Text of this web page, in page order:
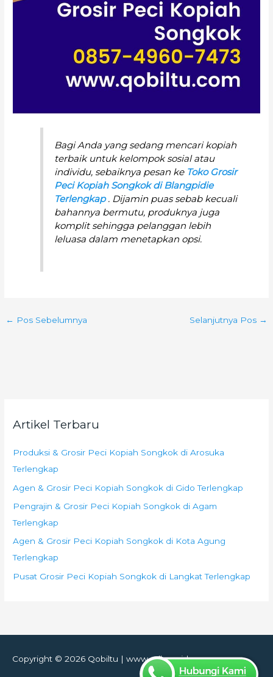
Bagi Anda yang sedang mencari kopiah
terbaik untuk kelompok sosial atau
individu, sebaiknya pesan ke Toko Grosir
Peci Kopiah Songkok di Blangpidie
Terlengkap. Dijamin puas sebab kecuali
bahannya bermutu, produknya juga
komplit sehingga pelanggan lebih
leluasa dalam menetapkan opsi.
← Pos Sebelumnya Selanjutnya Pos →
Artikel Terbaru
Produksi & Grosir Peci Kopiah Songkok di Arosuka
Terlengkap
Agen & Grosir Peci Kopiah Songkok di Gido Terlengkap
Pengrajin & Grosir Peci Kopiah Songkok di Agam
Terlengkap
Agen & Grosir Peci Kopiah Songkok di Kota Agung
Terlengkap
Pusat Grosir Peci Kopiah Songkok di Langkat Terlengkap
Copyright © 2026 Qobiltu | www.adhom.id